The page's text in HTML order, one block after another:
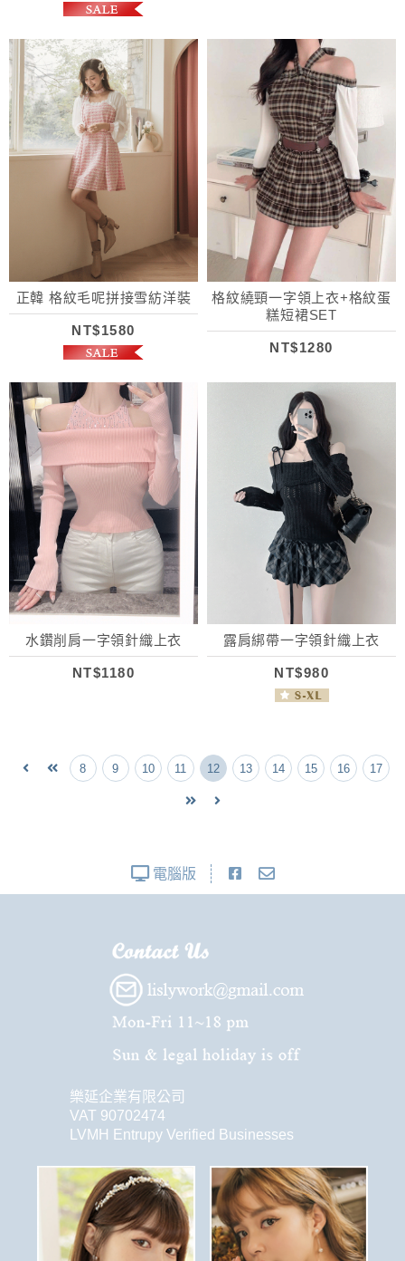
正韓 格紋毛呢拼接雪紡洋裝
NT$1580
格紋繞頸一字領上衣+格紋蛋
糕短裙SET
NT$1280
水鑽削肩一字領針織上衣
NT$1180
露肩綁帶一字領針織上衣
NT$980
8 9 10 11 12 13 14 15 16 17
電腦版
樂延企業有限公司
VAT 90702474
LVMH Entrupy Verified Businesses